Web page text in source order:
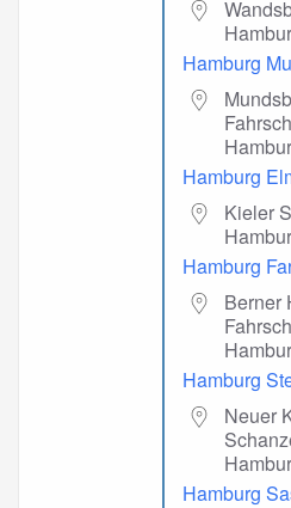
Hamburg
Hamburg
Kieler
Hamburg
Berner
Hamburg
Neuer
Hamburg